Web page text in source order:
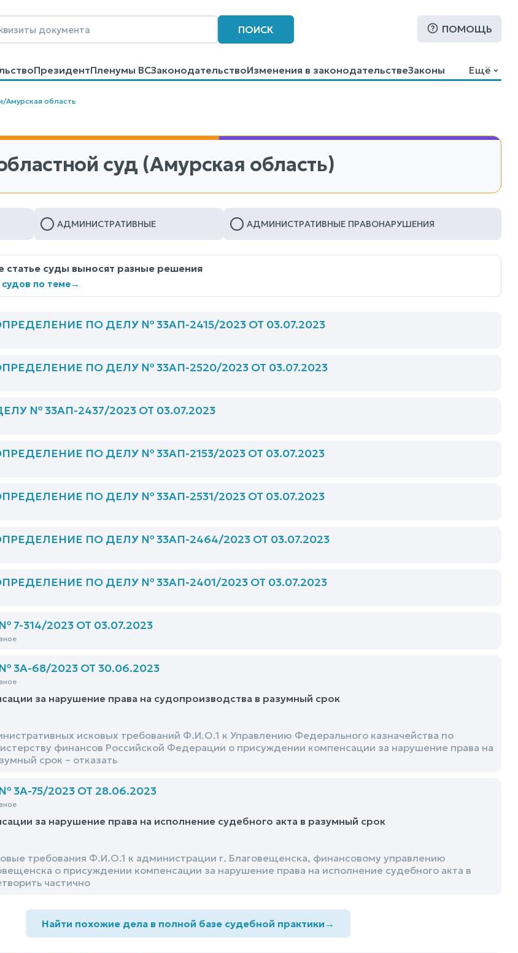
ПОИСК ПОМОЩЬ
ПрезидентПленумы ВСЗаконодательствоИзменения в законодательствеЗаконы
КонтактыПомощьПоиск
Ещё
/Амурская область
суд (Амурская область)
АДМИНИСТРАТИВНЫЕ АДМИНИСТРАТИВНЫЕ ПРАВОНАРУШЕНИЯ
суды выносят разные решения
по теме→
ПО ДЕЛУ № 33АП-2415/2023 ОТ 03.07.2023
ПО ДЕЛУ № 33АП-2520/2023 ОТ 03.07.2023
№ 33АП-2437/2023 ОТ 03.07.2023
ПО ДЕЛУ № 33АП-2153/2023 ОТ 03.07.2023
ПО ДЕЛУ № 33АП-2531/2023 ОТ 03.07.2023
ПО ДЕЛУ № 33АП-2464/2023 ОТ 03.07.2023
ПО ДЕЛУ № 33АП-2401/2023 ОТ 03.07.2023
314/2023 ОТ 03.07.2023
68/2023 ОТ 30.06.2023
за нарушение права на судопроизводства в разумный срок
исковых требований Ф.И.О.1 к Управлению Федерального казначейства по
финансов Российской Федерации о присуждении компенсации за нарушение права на
срок – отказать
75/2023 ОТ 28.06.2023
за нарушение права на исполнение судебного акта в разумный срок
требования Ф.И.О.1 к администрации г. Благовещенска, финансовому управлению
о присуждении компенсации за нарушение права на исполнение судебного акта в
частично
Найти похожие дела в полной базе судебной практики →